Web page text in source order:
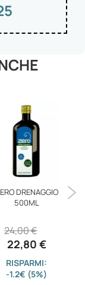
DRENAGGIO
500ML
22,80 €
24,00 €
RISPARMI:
-1.2€ (5%)